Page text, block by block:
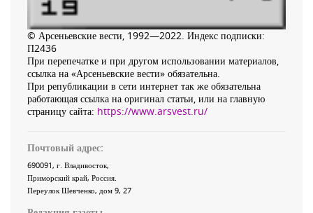
© Арсеньевские вести, 1992—2022. Индекс подписки:
П2436
При перепечатке и при другом использовании материалов,
ссылка на «Арсеньевские вести» обязательна.
При републикации в сети интернет так же обязательна
работающая ссылка на оригинал статьи, или на главную
страницу сайта: https://www.arsvest.ru/
Почтовый адрес:
690091, г. Владивосток,
Приморский край, Россия.
Переулок Шевченко, дом 9, 27